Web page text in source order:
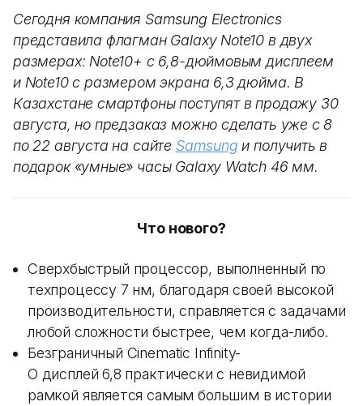
Сегодня компания Samsung Electronics
представила флагман Galaxy Note10 в двух
размерах: Note10+ c 6,8-дюймовым дисплеем
и Note10 c размером экрана 6,3 дюйма. В
Казахстане смартфоны поступят в продажу 30
августа, но предзаказ можно сделать уже с 8
по 22 августа на сайте Samsung и получить в
подарок «умные» часы Galaxy Watch 46 мм.
Что нового?
Сверхбыстрый процессор, выполненный по
техпроцессу 7 нм, благодаря своей высокой
производительности, справляется с задачами
любой сложности быстрее, чем когда-либо.
Безграничный Cinematic Infinity-
O дисплей 6,8 практически с невидимой
рамкой является самым большим в истории